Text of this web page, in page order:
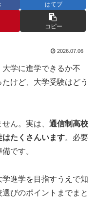
はてブ
コピー
2026.07.06
大学に進学できるか不
けど、大学受験はどう
ん。実は、 通信制高校
たくさんいます。必要
です。
進学を目指すうえで知
びのポイントまでまと